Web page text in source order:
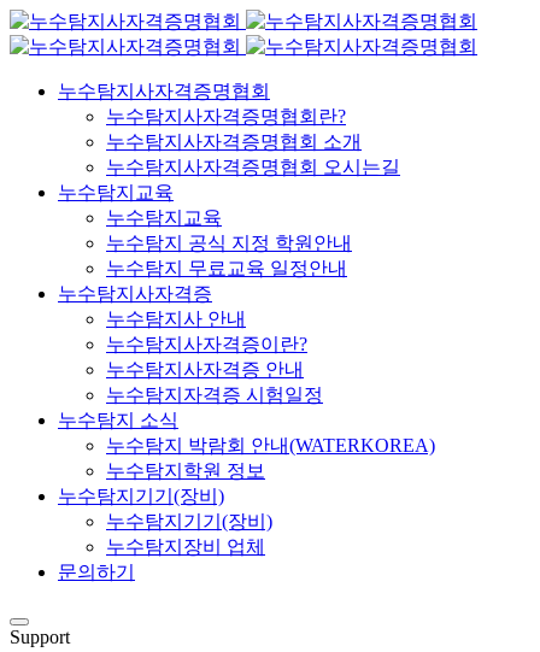
누수탐지사자격증명협회
누수탐지사자격증명협회란?
누수탐지사자격증명협회 소개
누수탐지사자격증명협회 오시는길
누수탐지교육
누수탐지교육
누수탐지 공식 지정 학원안내
누수탐지 무료교육 일정안내
누수탐지사자격증
누수탐지사 안내
누수탐지사자격증이란?
누수탐지사자격증 안내
누수탐지자격증 시험일정
누수탐지 소식
누수탐지 박람회 안내(WATERKOREA)
누수탐지학원 정보
누수탐지기기(장비)
누수탐지기기(장비)
누수탐지장비 업체
문의하기
Support